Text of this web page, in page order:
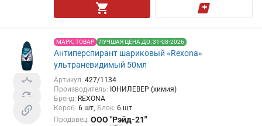
МАРК. ТОВАР ЛУЧШАЯ ЦЕНА ДО: 31-08-2026
Антиперспирант шариковый «Rexona»
ультраневидимый 50мл
Артикул: 427/1134
Производитель: ЮНИЛЕВЕР (химия)
Бренд: REXONA
Короб: 6 шт Блок: 6 шт
Продавец: ООО "Рэйд-21"